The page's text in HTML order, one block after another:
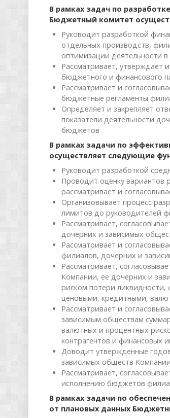
В рамках задач по
Бюджетный комитет
Руководит разработкой
отдельных производств,
оптимизации деятельности
Рассматривает, утверждает
бюджетного и финансового
Рассматривает и
бюджетные регламенты
Определяет и закрепляет
показатели деятельности
бюджетов
В рамках задачи по
осуществляет следующие
Руководит разработкой
Проводит оценку вариантов
рассматривает и
Организовывает процесс
лимитов до руководителей
Рассматривает,
дочерних и зависимых
Рассматривает и
филиалов, дочерних и
Рассматривает,
Компании, ее дочерних и
риском потери
ценовыми, кредитными,
Рассматривает и
зависимым обществам
валютных и процентных
контрагентов и финансовых
Доводит утвержденные
зависимых обществ Компании
Рассматривает,
исполнению бюджетов
В рамках задачи по
от плановых данных